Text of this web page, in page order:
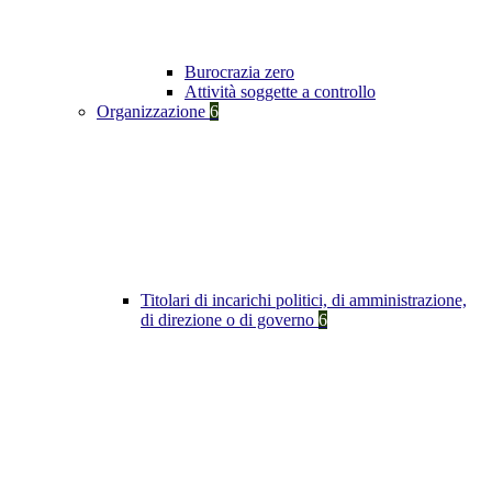
Burocrazia zero
Attività soggette a controllo
Organizzazione 6
Titolari di incarichi politici, di amministrazione,
di direzione o di governo 6